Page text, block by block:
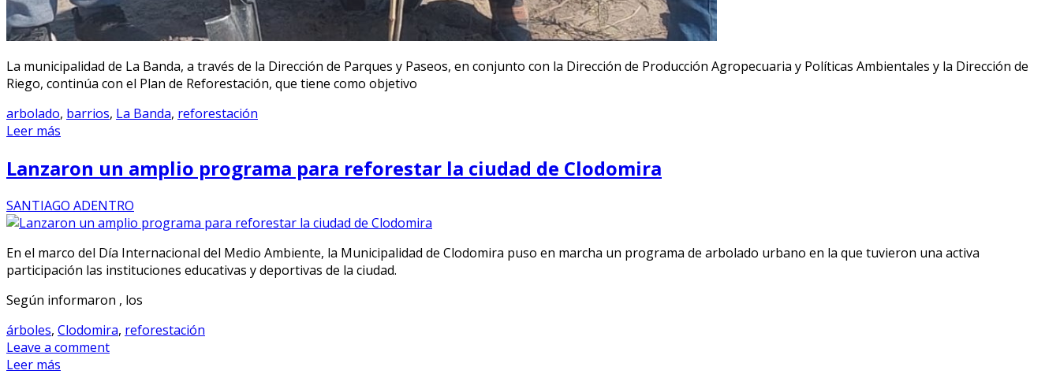
La municipalidad de La Banda, a través de la Dirección de Parques y Paseos, en conjunto con la Dirección de Producción Agropecuaria y Políticas Ambientales y la Dirección de
Riego, continúa con el Plan de Reforestación, que tiene como objetivo
arbolado, barrios, La Banda, reforestación
Leer más
Lanzaron un amplio programa para reforestar la ciudad de Clodomira
SANTIAGO ADENTRO
En el marco del Día Internacional del Medio Ambiente, la Municipalidad de Clodomira puso en marcha un programa de arbolado urbano en la que tuvieron una activa
participación las instituciones educativas y deportivas de la ciudad.
Según informaron , los
árboles, Clodomira, reforestación
Leave a comment
Leer más